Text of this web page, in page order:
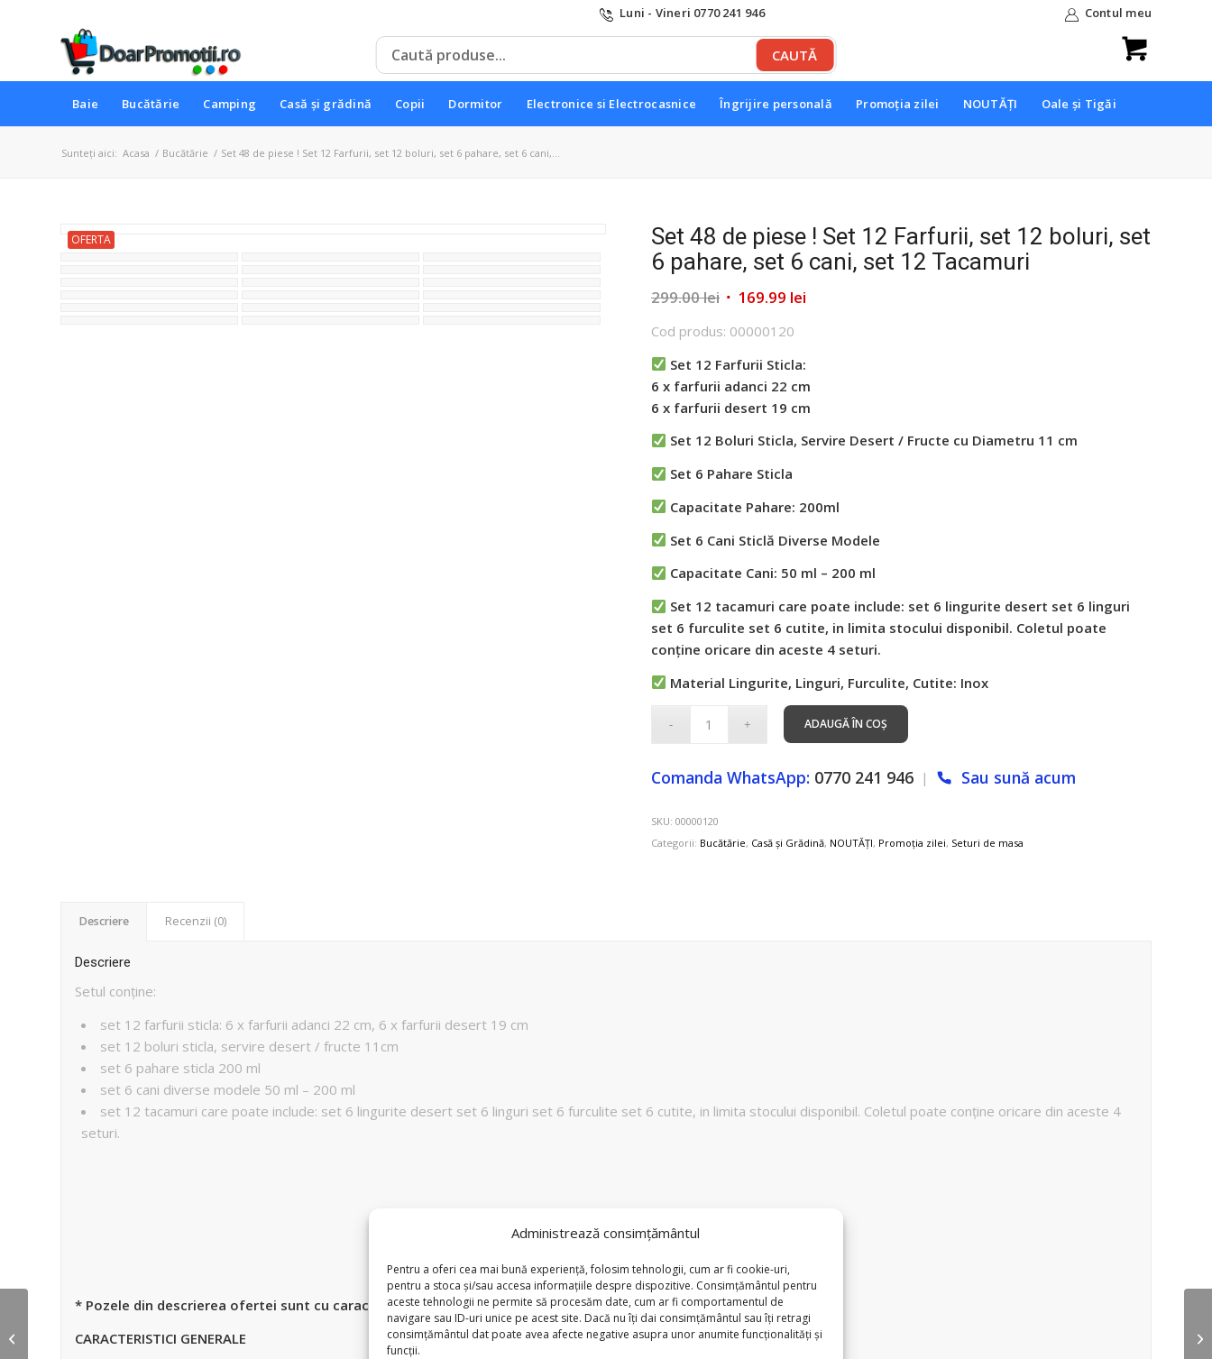
Administrează consimțământul
Pentru a oferi cea mai bună experiență, folosim tehnologii, cum ar fi cookie-uri,
pentru a stoca și/sau accesa informațiile despre dispozitive. Consimțământul pentru
aceste tehnologii ne permite să procesăm date, cum ar fi comportamentul de
navigare sau ID-uri unice pe acest site. Dacă nu îți dai consimțământul sau îți retragi
consimțământul dat poate avea afecte negative asupra unor anumite funcționalități și
funcții.
Luni - Vineri 0770 241 946 Contul meu
Baie Bucătărie Camping Casă și grădină Copii Dormitor Electronice si Electrocasnice Îngrijire personală Promoția zilei NOUTĂȚI Oale și Tigăi
Sunteți aici: Acasa / Bucătărie / Set 48 de piese ! Set 12 Farfurii, set 12 boluri, set 6 pahare, set 6 cani,...
OFERTA
Set 48 de piese ! Set 12 Farfurii, set 12 boluri, set
6 pahare, set 6 cani, set 12 Tacamuri
299.00lei Prețul
a
fost:
299.00 lei.
169.99 lei
Cod produs: 00000120
Set 12 Farfurii Sticla:
6 x farfurii adanci 22 cm
6 x farfurii desert 19 cm
Set 12 Boluri Sticla, Servire Desert / Fructe cu Diametru 11 cm
Set 6 Pahare Sticla
Capacitate Pahare: 200ml
Set 6 Cani Sticlă Diverse Modele
Capacitate Cani: 50 ml – 200 ml
Set 12 tacamuri care poate include: set 6 lingurite desert set 6 linguri
set 6 furculite set 6 cutite, in limita stocului disponibil. Coletul poate
conține oricare din aceste 4 seturi.
Material Lingurite, Linguri, Furculite, Cutite: Inox
ADAUGĂ ÎN COȘ
Comanda WhatsApp: 0770 241 946 | Sau sună acum
SKU: 00000120
Categorii: Bucătărie, Casă și Grădină, NOUTĂȚI, Promoția zilei, Seturi de masa
Descriere Recenzii (0)
Descriere
Setul conține:
set 12 farfurii sticla: 6 x farfurii adanci 22 cm, 6 x farfurii desert 19 cm
set 12 boluri sticla, servire desert / fructe 11cm
set 6 pahare sticla 200 ml
set 6 cani diverse modele 50 ml – 200 ml
set 12 tacamuri care poate include: set 6 lingurite desert set 6 linguri set 6 furculite set 6 cutite, in limita stocului disponibil. Coletul poate conține oricare din aceste 4
seturi.
* Pozele din descrierea ofertei sunt cu caracter informativ și nu fac obiectul nici unei obligații contractuale.
CARACTERISTICI GENERALE
Pachet Bucatarie, 99.99
strecutoare inox cu